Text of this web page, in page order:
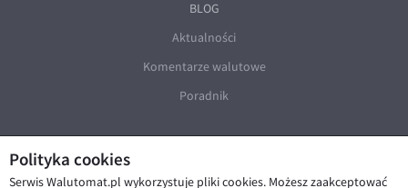
Polityka cookies
Serwis Walutomat.pl wykorzystuje pliki cookies. Możesz zaakceptować
BLOG
Aktualności
Komentarze walutowe
Poradnik